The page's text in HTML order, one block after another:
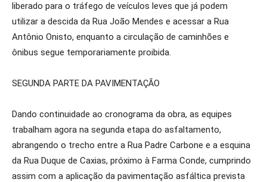
liberado para o tráfego de veículos leves que já podem
utilizar a descida da Rua João Mendes e acessar a Rua
Antônio Onisto, enquanto a circulação de caminhões e
ônibus segue temporariamente proibida.
SEGUNDA PARTE DA PAVIMENTAÇÃO
Dando continuidade ao cronograma da obra, as equipes
trabalham agora na segunda etapa do asfaltamento,
abrangendo o trecho entre a Rua Padre Carbone e a esquina
da Rua Duque de Caxias, próximo à Farma Conde, cumprindo
assim com a aplicação da pavimentação asfáltica prevista